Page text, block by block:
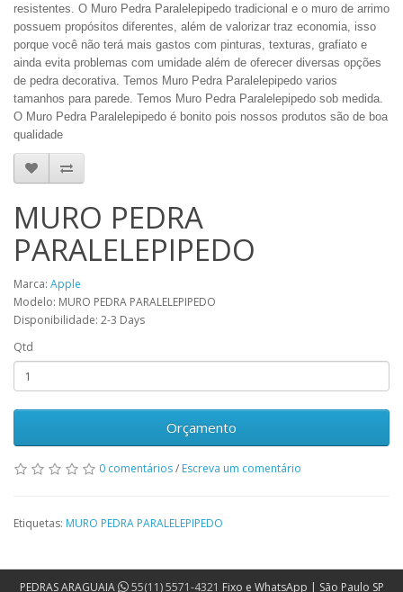
resistentes. O Muro Pedra Paralelepipedo tradicional e o muro de arrimo
possuem propósitos diferentes, além de valorizar traz economia, isso
porque você não terá mais gastos com pinturas, texturas, grafiato e
ainda evita problemas com umidade além de oferecer diversas opções
de pedra decorativa. Temos Muro Pedra Paralelepipedo varios
tamanhos para parede. Temos Muro Pedra Paralelepipedo sob medida.
O Muro Pedra Paralelepipedo é bonito pois nossos produtos são de boa
qualidade
MURO PEDRA
PARALELEPIPEDO
Marca: Apple
Modelo: MURO PEDRA PARALELEPIPEDO
Disponibilidade: 2-3 Days
Qtd
Orçamento
0 comentários/ Escreva um comentário
Etiquetas: MURO PEDRA PARALELEPIPEDO
PEDRAS ARAGUAIA 55(11) 5571-4321 Fixo e WhatsApp | São Paulo SP